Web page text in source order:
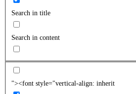
Search in title
Search in content
"><font style="vertical-align: inherit